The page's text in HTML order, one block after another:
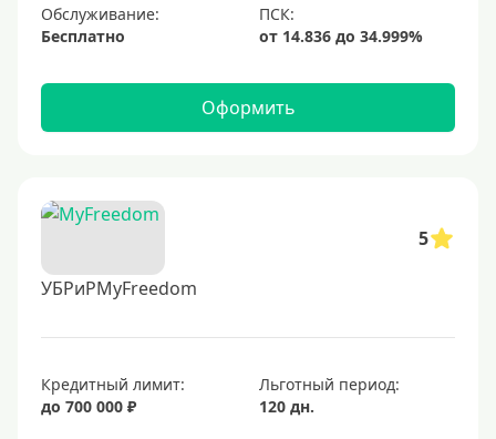
Обслуживание:
Бесплатно
Оформить
5
УБРиРMyFreedom
Кредитный лимит:
до 700 000 ₽
Льготный период:
120 дн.